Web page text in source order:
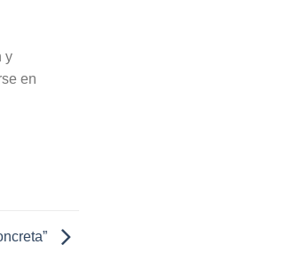
y
en